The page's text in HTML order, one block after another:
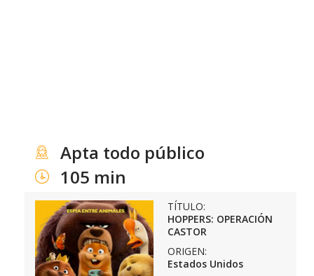
Apta todo público
105 min
TÍTULO:
HOPPERS: OPERACIÓN
CASTOR
ORIGEN:
Estados Unidos